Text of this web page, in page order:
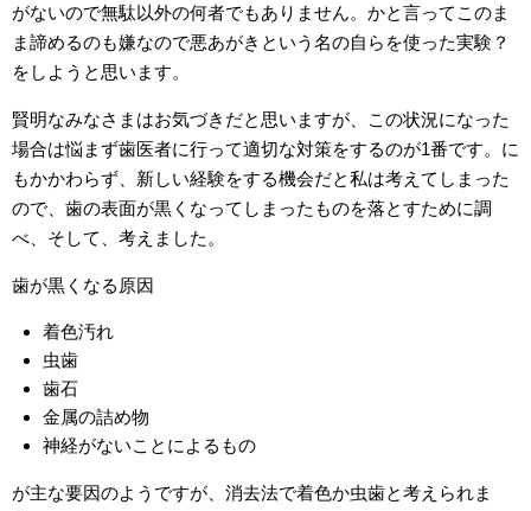
がないので無駄以外の何者でもありません。かと言ってこのま
ま諦めるのも嫌なので悪あがきという名の自らを使った実験？
をしようと思います。
賢明なみなさまはお気づきだと思いますが、この状況になった
場合は悩まず歯医者に行って適切な対策をするのが1番です。に
もかかわらず、新しい経験をする機会だと私は考えてしまった
ので、歯の表面が黒くなってしまったものを落とすために調
べ、そして、考えました。
歯が黒くなる原因
着色汚れ
虫歯
歯石
金属の詰め物
神経がないことによるもの
が主な要因のようですが、消去法で着色か虫歯と考えられま